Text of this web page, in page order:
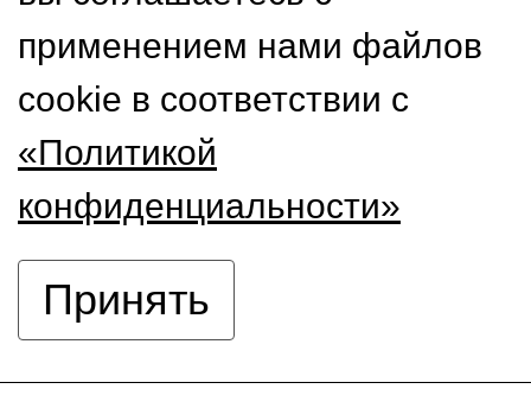
применением нами файлов
cookie в соответствии с
«Политикой
конфиденциальности»
Принять